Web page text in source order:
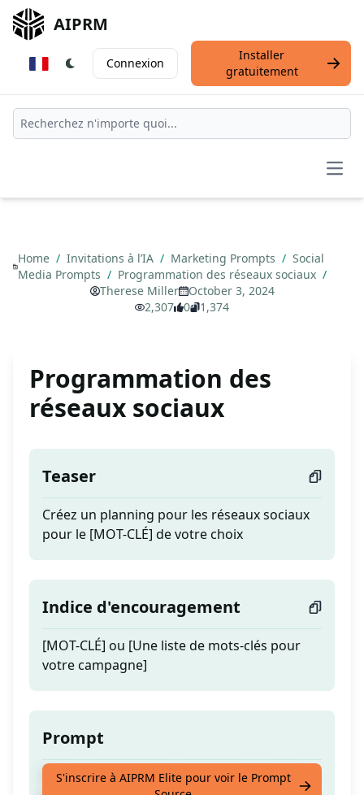
AIPRM
Connexion
Installer
gratuitement
Home / Invitations à l’IA / Marketing Prompts / Social
Media Prompts / Programmation des réseaux sociaux /
Therese Miller
October 3, 2024
2,307
0 1,374
Programmation des
réseaux sociaux
Teaser
Créez un planning pour les réseaux sociaux
pour le [MOT-CLÉ] de votre choix
Indice d'encouragement
[MOT-CLÉ] ou [Une liste de mots-clés pour
votre campagne]
Prompt
Créez un planning pour les réseaux sociaux
S'inscrire à AIPRM Elite pour voir le Prompt